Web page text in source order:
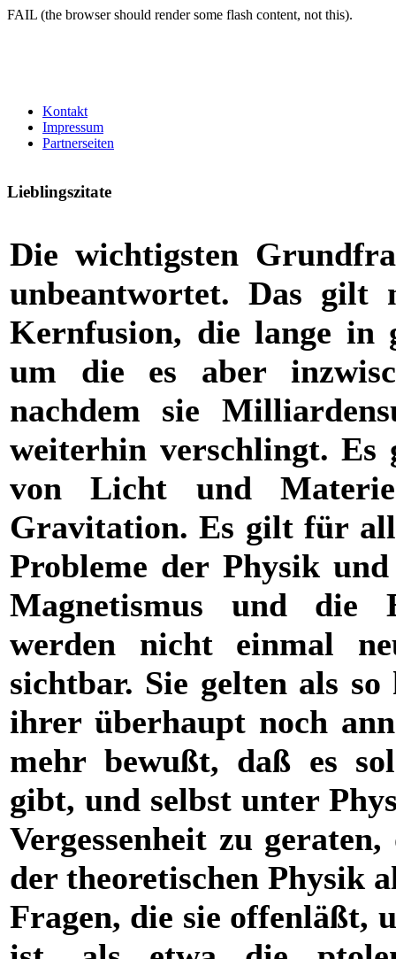
FAIL (the browser should render some flash content, not this).
Kontakt
Impressum
Partnerseiten
Lieblingszitate
Die wichtigsten
unbeantwortet. Das
Kernfusion, die lange in
um die es aber
nachdem sie
weiterhin verschlingt. Es
von Licht und
Gravitation. Es gilt für
Probleme der Physik
Magnetismus und die
werden nicht einmal
sichtbar. Sie gelten als
ihrer überhaupt noch
mehr bewußt, daß es
gibt, und selbst unter
Vergessenheit zu
der theoretischen Physik
Fragen, die sie offenläßt,